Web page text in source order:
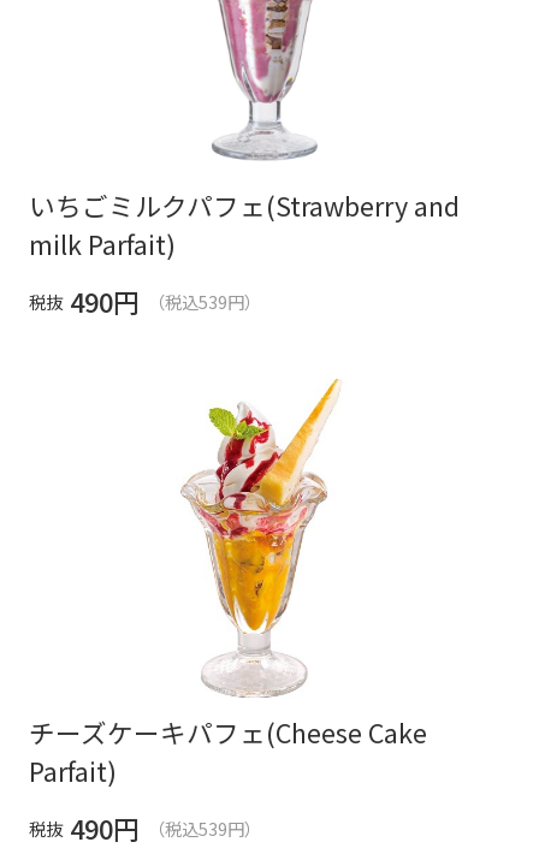
いちごミルクパフェ(Strawberry and
milk Parfait)
税抜 490円 （税込539円）
チーズケーキパフェ(Cheese Cake
Parfait)
税抜 490円 （税込539円）